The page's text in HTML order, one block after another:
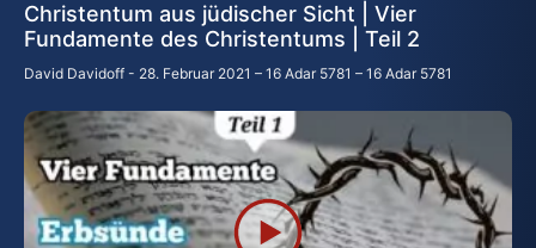
Christentum aus jüdischer Sicht | Vier
Fundamente des Christentums | Teil 2
David Davidoff 28. Februar 2021 – 16 Adar 5781 – 16 Adar 5781